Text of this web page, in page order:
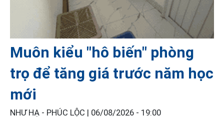
Muôn kiểu "hô biến" phòng
trọ để tăng giá trước năm học
mới
NHƯ HẠ - PHÚC LỘC | 06/08/2026 - 19:00